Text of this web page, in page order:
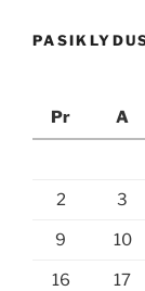
Pr
A
2 3
9 10
16 17